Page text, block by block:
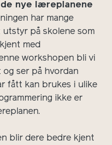
nye læreplanene
har mange
på skolene som
med
workshopen bli vi
ser på hvordan
fått kan brukes i ulike
ikke er
blir dere bedre kjent